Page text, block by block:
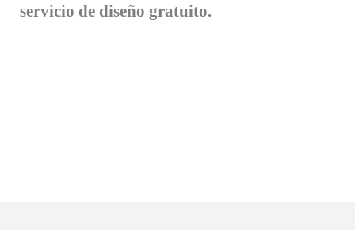
servicio de diseño gratuito.